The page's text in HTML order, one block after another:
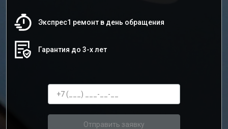
Экспрес1 ремонт в день обращения
Гарантия до 3-х лет
Отправить заявку